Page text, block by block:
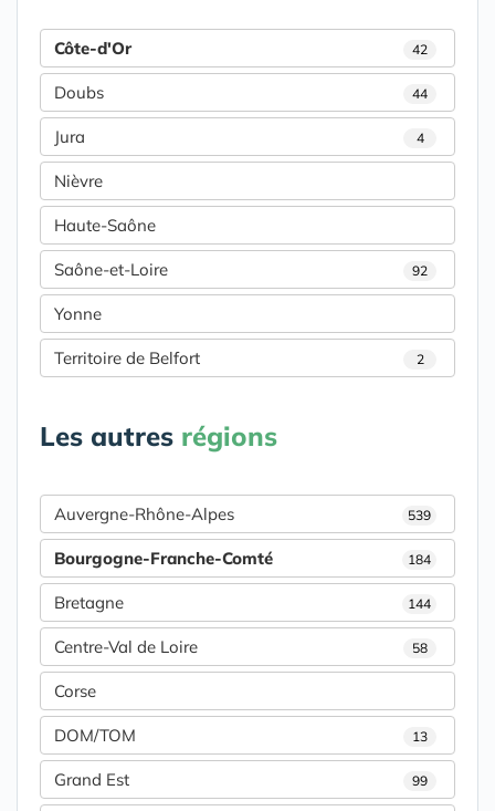
Côte-d'Or 42
Doubs 44
Jura 4
Nièvre
Haute-Saône
Saône-et-Loire 92
Yonne
Territoire de Belfort 2
Les autres régions
Auvergne-Rhône-Alpes 539
Bourgogne-Franche-Comté 184
Bretagne 144
Centre-Val de Loire 58
Corse
DOM/TOM 13
Grand Est 99